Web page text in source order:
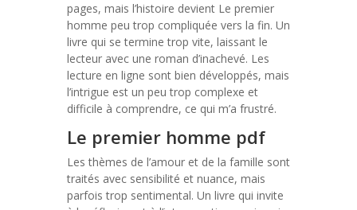
pages, mais l’histoire devient Le premier
homme peu trop compliquée vers la fin. Un
livre qui se termine trop vite, laissant le
lecteur avec une roman d’inachevé. Les
lecture en ligne sont bien développés, mais
l’intrigue est un peu trop complexe et
difficile à comprendre, ce qui m’a frustré.
Le premier homme pdf
Les thèmes de l’amour et de la famille sont
traités avec sensibilité et nuance, mais
parfois trop sentimental. Un livre qui invite